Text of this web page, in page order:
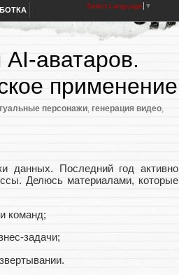
Select Language ▼
аватаров.
применение
персонажи, генерация видео,
данных. Последний год активно
Делюсь материалами, которые
команд;
задачи;